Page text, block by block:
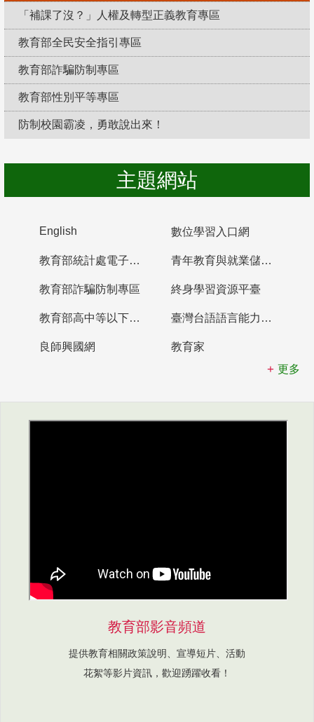
「補課了沒？」人權及轉型正義教育專區
教育部全民安全指引專區
教育部詐騙防制專區
教育部性別平等專區
防制校園霸凌，勇敢說出來！
主題網站
English 數位學習入口網
教育部統計處電子書櫃 青年教育與就業儲蓄帳戶
教育部詐騙防制專區 終身學習資源平臺
教育部高中等以下學校及幼兒園教師資格檢定考試 臺灣台語語言能力認證網站
良師興國網
教育家
更多
教育部影音頻道
提供教育相關政策說明、宣導短片、活動
花絮等影片資訊，歡迎踴躍收看！